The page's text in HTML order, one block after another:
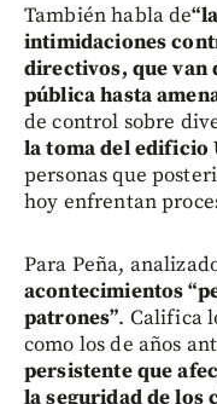
También habla de
intimidaciones
directivos, que van
pública hasta
de control sobre
la toma del edificio
personas que
hoy enfrentan
Para Peña,
acontecimientos
patrones”. Califica
como los de años
persistente que
la seguridad de los